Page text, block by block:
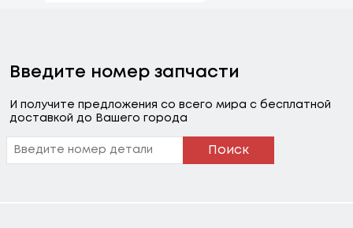
Введите номер запчасти
И получите предложения со всего мира с бесплатной
доставкой до Вашего города
Поиск